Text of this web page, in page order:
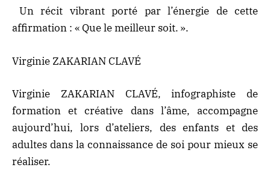
Un récit vibrant porté par l’énergie de cette
affirmation : « Que le meilleur soit. ».
Virginie ZAKARIAN CLAVÉ
Virginie ZAKARIAN CLAVÉ, infographiste de
formation et créative dans l’âme, accompagne
aujourd’hui, lors d’ateliers, des enfants et des
adultes dans la connaissance de soi pour mieux se
réaliser.